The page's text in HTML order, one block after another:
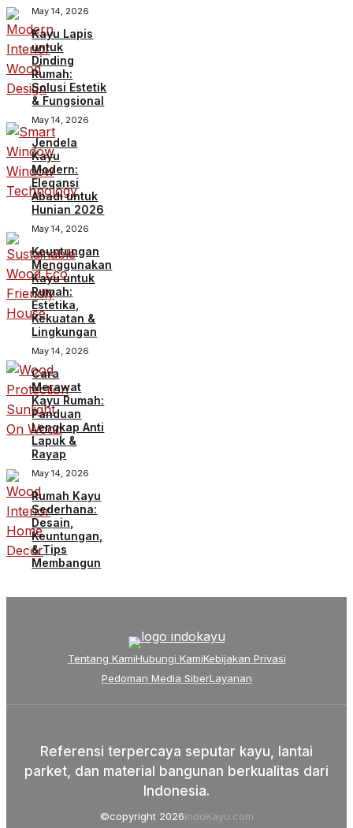
May 14, 2026
Kayu Lapis
untuk
Dinding
Rumah:
Solusi Estetik
& Fungsional
May 14, 2026
Jendela
Kayu
Modern:
Elegansi
Abadi untuk
Hunian 2026
May 14, 2026
Keuntungan
Menggunakan
Kayu untuk
Rumah:
Estetika,
Kekuatan &
Lingkungan
May 14, 2026
Cara
Merawat
Kayu Rumah:
Panduan
Lengkap Anti
Lapuk &
Rayap
May 14, 2026
Rumah Kayu
Sederhana:
Desain,
Keuntungan,
& Tips
Membangun
Tentang KamiHubungi KamiKebijakan Privasi
Pedoman Media SiberLayanan
Referensi terpercaya seputar kayu, lantai
parket, dan material bangunan berkualitas dari
Indonesia.
©copyright 2026IndoKayu.com